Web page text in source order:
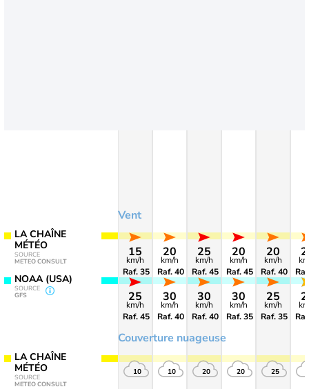
LA CHAÎNE
MÉTÉO
SOURCE
METEO CONSULT
NOAA (USA)
SOURCE
GFS
LA CHAÎNE
MÉTÉO
SOURCE
METEO CONSULT
Vent
Couverture nuageuse
15
km/h
Raf. 35
25
km/h
Raf. 45
10
20
km/h
Raf. 40
30
km/h
Raf. 40
10
25
km/h
Raf. 45
30
km/h
Raf. 40
20
20
km/h
Raf. 45
30
km/h
Raf. 35
20
20
km/h
Raf. 40
25
km/h
Raf. 35
25